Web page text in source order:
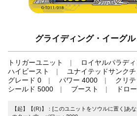
グライディング・イーグル
トリガーユニット
ロイヤルパラディ
ハイビースト
ユナイテッドサンクチ
グレード 0
パワー 4000
クリ
シールド 5000
ブースト ドロ
【起】【(R)】：[このユニットをソウルに置く]あ